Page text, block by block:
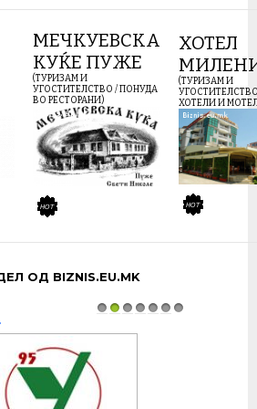
МЕЧКУЕВСКА
КУЌЕ ПУЖЕ
(ТУРИЗАМ И
УГОСТИТЕЛСТВО / ПОНУДА
ВО РЕСТОРАНИ)
ХОТЕЛ
(ТУРИЗАМ И
ХОТЕЛИ И
ОД BIZNIS.EU.MK